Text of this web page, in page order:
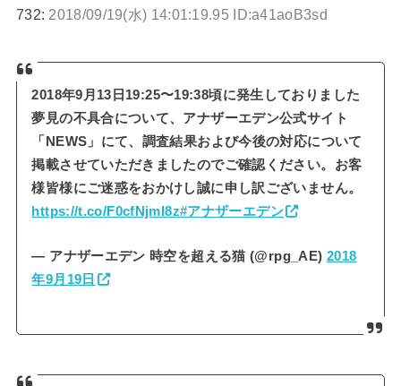
732: 2018/09/19(水) 14:01:19.95 ID:a41aoB3sd
2018年9月13日19:25〜19:38頃に発生しておりました
夢見の不具合について、アナザーエデン公式サイト
「NEWS」にて、調査結果および今後の対応について
掲載させていただきましたのでご確認ください。お客
様皆様にご迷惑をおかけし誠に申し訳ございません。
https://t.co/F0cfNjmI8z#アナザーエデン
— アナザーエデン 時空を超える猫 (@rpg_AE) 2018
年9月19日